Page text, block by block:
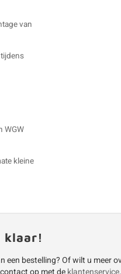
van
WGW
kleine
klaar!
een bestelling? Of wilt u meer